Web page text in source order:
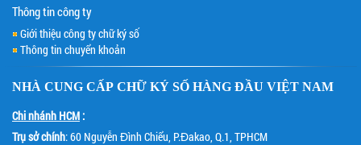
Thông tin công ty
Giới thiệu công ty chữ ký số
Thông tin chuyển khoản
NHÀ CUNG CẤP CHỮ KÝ SỐ HÀNG ĐẦU VIỆT NAM
Chi nhánh HCM :
Trụ sở chính: 60 Nguyễn Đình Chiểu, P.Đakao, Q.1, TPHCM